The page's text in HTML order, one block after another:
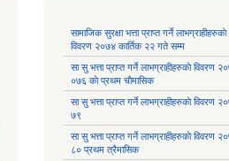
सामाजिक सुरक्षा भत्ता प्राप्त गर्ने लाभग्राहीहरुकाे
विवरण २०७४ कार्तिक २२ गते सम्म
सा‍ सु भत्ता प्राप्त गर्ने लाभग्राहीहरुकाे विवरण
०७६ काे प्रथम चाैमासिक
सा‍ सु भत्ता प्राप्त गर्ने लाभग्राहीहरुकाे विवरण
७९
सा‍ सु भत्ता प्राप्त गर्ने लाभग्राहीहरुकाे विवरण
८० प्रथम त्रैमासिक